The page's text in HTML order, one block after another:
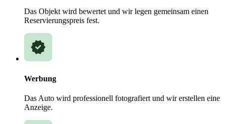
Das Objekt wird bewertet und wir legen gemeinsam einen
Reservierungspreis fest.
Werbung
Das Auto wird professionell fotografiert und wir erstellen eine
Anzeige.